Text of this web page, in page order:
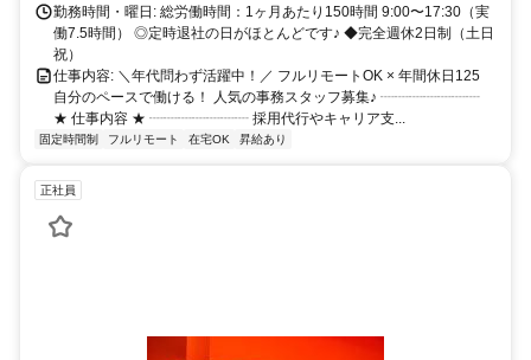
勤務時間・曜日: 総労働時間：1ヶ月あたり150時間 9:00〜17:30（実
働7.5時間） ◎定時退社の日がほとんどです♪ ◆完全週休2日制（土日
祝）
仕事内容: ＼年代問わず活躍中！／ フルリモートOK × 年間休日125
自分のペースで働ける！ 人気の事務スタッフ募集♪ ┈┈┈┈┈┈┈
★ 仕事内容 ★ ┈┈┈┈┈┈┈ 採用代行やキャリア支...
固定時間制 フルリモート 在宅OK 昇給あり
正社員